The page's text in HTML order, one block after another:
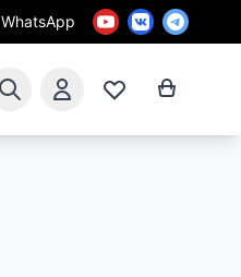
WhatsApp